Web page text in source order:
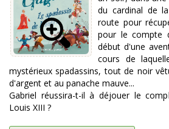
du cardinal de
route pour
pour le compte
début d'une
cours de
mystérieux spadassins, tout de noir
d'argent et au panache mauve...
Gabriel réussira-t-il à déjouer le
Louis XIII ?